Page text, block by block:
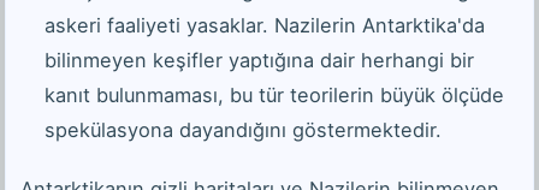
askeri faaliyeti yasaklar. Nazilerin Antarktika'da
bilinmeyen keşifler yaptığına dair herhangi bir
kanıt bulunmaması, bu tür teorilerin büyük ölçüde
spekülasyona dayandığını göstermektedir.